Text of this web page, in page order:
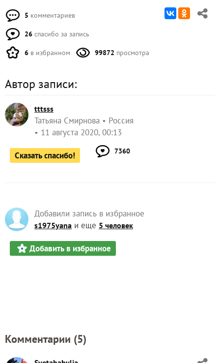
5 комментариев
26 спасибо за запись
6 в избранном 99872 просмотра
Автор записи:
tttsss
Татьяна Смирнова
Россия
11 августа 2020, 00:13
Сказать спасибо! 7360
Добавили запись в избранное
s1975yana и еще 5 человек
Добавить в избранное
Комментарии (5)